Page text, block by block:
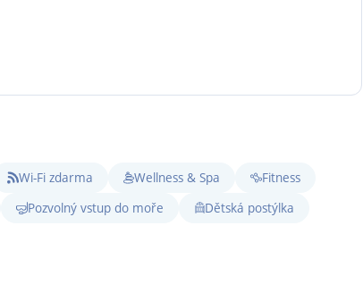
Wi-Fi zdarma Wellness & Spa
Fitness
Pozvolný vstup do moře
Dětská postýlka